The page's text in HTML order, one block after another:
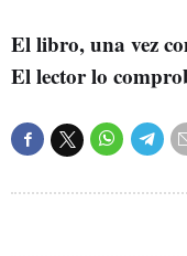
El libro, una vez
El lector lo